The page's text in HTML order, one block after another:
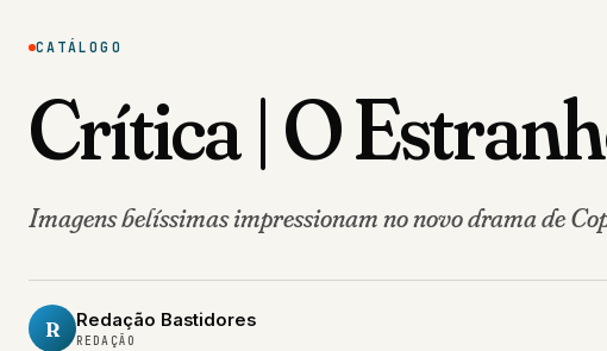
CATÁLOGO
Crítica | O
Imagens belíssimas impressionam no novo drama de
R Redação Bastidores
REDAÇÃO